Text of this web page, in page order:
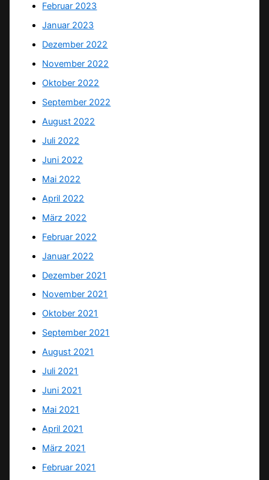
Februar 2023
Januar 2023
Dezember 2022
November 2022
Oktober 2022
September 2022
August 2022
Juli 2022
Juni 2022
Mai 2022
April 2022
März 2022
Februar 2022
Januar 2022
Dezember 2021
November 2021
Oktober 2021
September 2021
August 2021
Juli 2021
Juni 2021
Mai 2021
April 2021
März 2021
Februar 2021